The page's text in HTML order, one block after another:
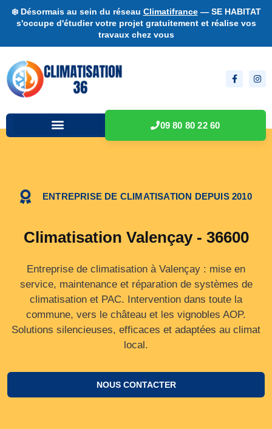
❄️ Désormais au sein du réseau Climatifrance— SE HABITAT
s'occupe d'étudier votre projet gratuitement et réalise vos
travaux chez vous
09 80 80 22 60
ENTREPRISE DE CLIMATISATION DEPUIS 2010
Climatisation Valençay - 36600
Entreprise de climatisation à Valençay : mise en
service, maintenance et réparation de systèmes de
climatisation et PAC. Intervention dans toute la
commune, vers le château et les vignobles AOP.
Solutions silencieuses, efficaces et adaptées au climat
local.
NOUS CONTACTER